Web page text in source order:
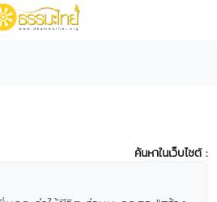
ค้นหาในเว็บไซต์ :